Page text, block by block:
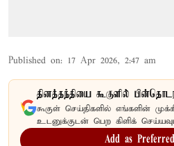
Published on: 17 Apr 2026, 2:47 am
தினத்தந்தியை கூகுளில்
கூகுள் செய்திகளில் எங்களின்
உடனுக்குடன் பெற கிளிக்
Add as